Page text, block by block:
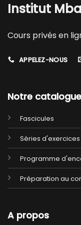
Institut
Cours privés en
APPELEZ-NOUS
Notre catalogue
Fascicules
Séries d'exercices
Programme
Préparation au
A propos